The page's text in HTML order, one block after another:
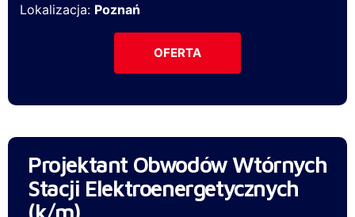
Lokalizacja: Poznań
OFERTA
Projektant Obwodów Wtórnych
Stacji Elektroenergetycznych